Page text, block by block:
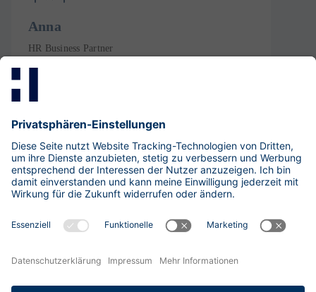
Anna
​HR Business Partner
Exzellent
4.83/5(133)